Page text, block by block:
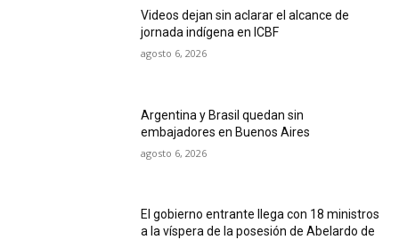
Videos dejan sin aclarar el alcance de
jornada indígena en ICBF
agosto 6, 2026
Argentina y Brasil quedan sin
embajadores en Buenos Aires
agosto 6, 2026
El gobierno entrante llega con 18 ministros
a la víspera de la posesión de Abelardo de